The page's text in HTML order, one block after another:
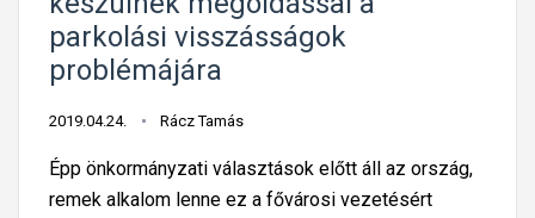
parkolási visszásságok
problémájára
2019.04.24. Rácz Tamás
Épp önkormányzati választások előtt áll az ország,
remek alkalom lenne ez a fővárosi vezetésért